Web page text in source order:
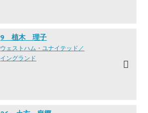
9 植木 理子
ウェストハム・ユナイテッド／
イングランド